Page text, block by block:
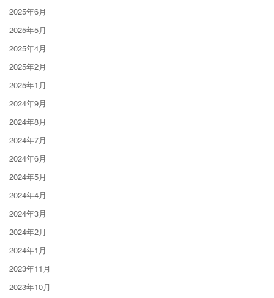
2025年6月
2025年5月
2025年4月
2025年2月
2025年1月
2024年9月
2024年8月
2024年7月
2024年6月
2024年5月
2024年4月
2024年3月
2024年2月
2024年1月
2023年11月
2023年10月